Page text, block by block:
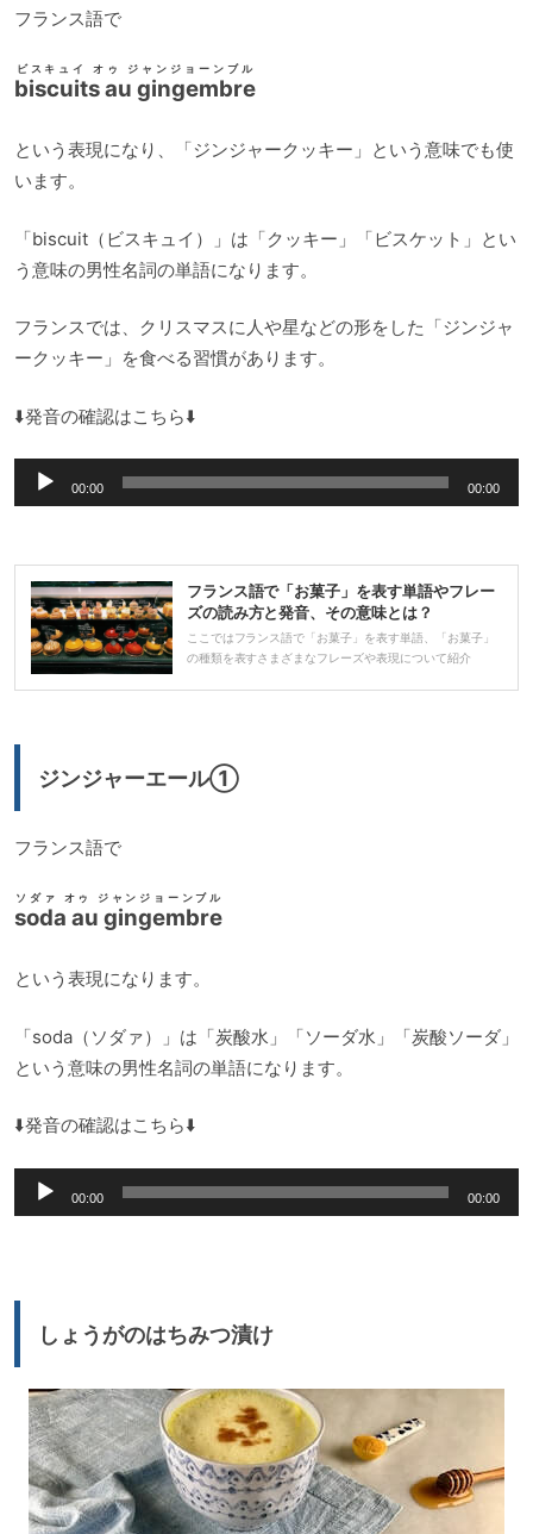
フランス語で
biscuits au gingembre
ビスキュイ オゥ ジャンジョーンブル
という表現になり、「ジンジャークッキー」という意味でも使
います。
「biscuit（ビスキュイ）」は「クッキー」「ビスケット」とい
う意味の男性名詞の単語になります。
フランスでは、クリスマスに人や星などの形をした「ジンジャ
ークッキー」を食べる習慣があります。
⬇️発音の確認はこちら⬇️
声
ー
ヤ
ー
00:00 00:00
フランス語で「お菓子」を表す単語やフレー
ズの読み方と発音、その意味とは？
ここではフランス語で「お菓子」を表す単語、「お菓子」
の種類を表すさまざまなフレーズや表現について紹介
ジンジャーエール①
フランス語で
soda au gingembre
ソダァ オゥ ジャンジョーンブル
という表現になります。
「soda（ソダァ）」は「炭酸水」「ソーダ水」「炭酸ソーダ」
という意味の男性名詞の単語になります。
⬇️発音の確認はこちら⬇️
声
ー
00:00 00:00
しょうがのはちみつ漬け